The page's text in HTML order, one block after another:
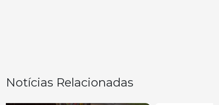
Notícias Relacionadas